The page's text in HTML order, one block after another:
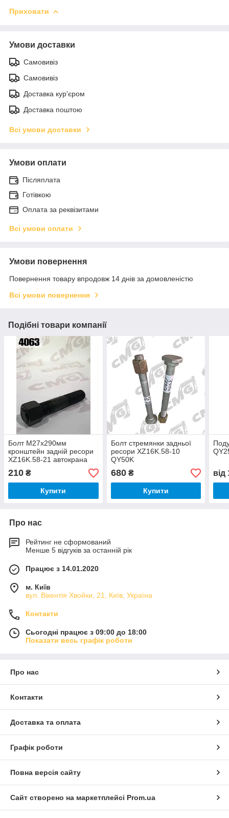
Приховати
Умови доставки
Самовивіз
Самовивіз
Доставка кур'єром
Доставка поштою
Всі умови доставки
Умови оплати
Післяплата
Готівкою
Оплата за реквізитами
Всі умови оплати
Умови повернення
Повернення товару впродовж 14 днів за домовленістю
Всі умови повернення
Подібні товари компанії
Болт М27х290мм
кронштейн задній ресори
XZ16K.58-21 автокрана
QY25K/QY50K
210 ₴
Купити
Болт стремянки задньої
ресори XZ16K.58-10
QY50K
680₴
Купити
від
Про нас
Рейтинг не сформований
Менше 5 відгуків за останній рік
Працює з 14.01.2020
м. Київ
вул. Вікентія Хвойки, 21, Київ, Україна
Контакти
Сьогодні працює з 09:00 до 18:00
Показати весь графік роботи
Про нас
Контакти
Доставка та оплата
Графік роботи
Повна версія сайту
Сайт створено на маркетплейсі Prom.ua